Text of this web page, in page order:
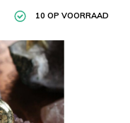
10 OP VOORRAAD